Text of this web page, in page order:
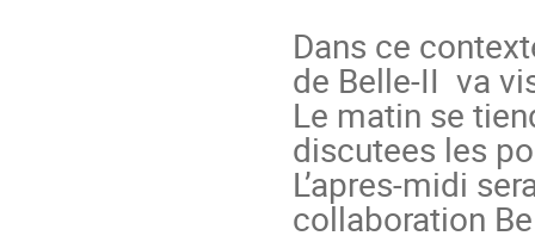
Dans ce
de Belle-II  va
Le matin se
discutees les
L’apres-midi
collaboration